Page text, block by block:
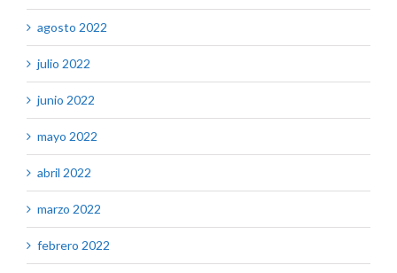
agosto 2022
julio 2022
junio 2022
mayo 2022
abril 2022
marzo 2022
febrero 2022